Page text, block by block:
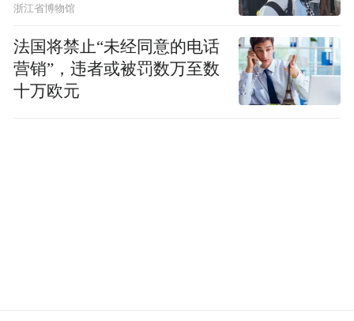
浙江省博物馆
法国将禁止“未经同意的电话
营销”，违者或被罚数万至数
十万欧元